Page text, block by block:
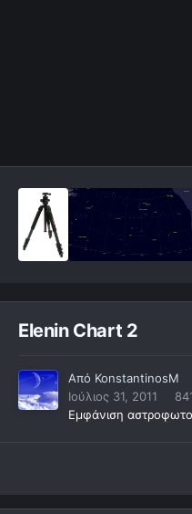
Elenin Chart 2
Από KonstantinosM
Ιούλιος 31, 2011
Εμφάνιση